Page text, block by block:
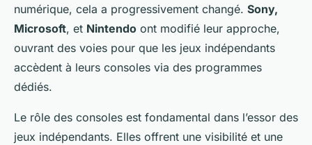
numérique, cela a progressivement changé. Sony,
Microsoft, et Nintendo ont modifié leur approche,
ouvrant des voies pour que les jeux indépendants
accèdent à leurs consoles via des programmes
dédiés.
Le rôle des consoles est fondamental dans l’essor des
jeux indépendants. Elles offrent une visibilité et une